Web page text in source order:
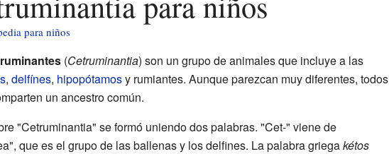
para niños
(Cetruminantia) son un grupo de animales que incluye a las
, delfínes, hipopótamosy rumiantes. Aunque parezcan muy diferentes, todos
un ancestro común.
"Cetruminantia" se formó uniendo dos palabras. "Cet-" viene de
que es el grupo de las ballenas y los delfines. La palabra griegakétos